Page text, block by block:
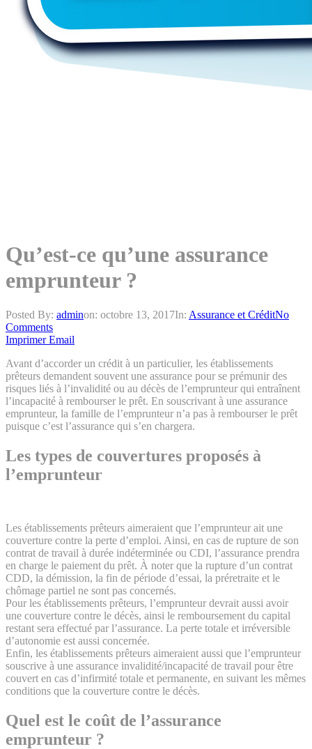
Qu’est-ce qu’une assurance
emprunteur ?
Posted By: adminon: octobre 13, 2017In: Assurance et CréditNo
Comments
Imprimer Email
Avant d’accorder un crédit à un particulier, les établissements
prêteurs demandent souvent une assurance pour se prémunir des
risques liés à l’invalidité ou au décès de l’emprunteur qui entraînent
l’incapacité à rembourser le prêt. En souscrivant à une assurance
emprunteur, la famille de l’emprunteur n’a pas à rembourser le prêt
puisque c’est l’assurance qui s’en chargera.
Les types de couvertures proposés à
l’emprunteur
Les établissements prêteurs aimeraient que l’emprunteur ait une
couverture contre la perte d’emploi. Ainsi, en cas de rupture de son
contrat de travail à durée indéterminée ou CDI, l’assurance prendra
en charge le paiement du prêt. À noter que la rupture d’un contrat
CDD, la démission, la fin de période d’essai, la préretraite et le
chômage partiel ne sont pas concernés.
Pour les établissements prêteurs, l’emprunteur devrait aussi avoir
une couverture contre le décès, ainsi le remboursement du capital
restant sera effectué par l’assurance. La perte totale et irréversible
d’autonomie est aussi concernée.
Enfin, les établissements prêteurs aimeraient aussi que l’emprunteur
souscrive à une assurance invalidité/incapacité de travail pour être
couvert en cas d’infirmité totale et permanente, en suivant les mêmes
conditions que la couverture contre le décès.
Quel est le coût de l’assurance
emprunteur ?